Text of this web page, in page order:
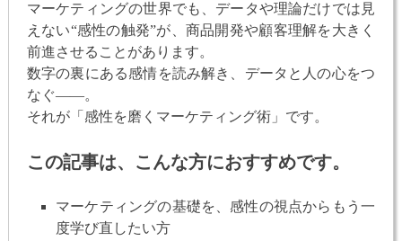
マーケティングの世界でも、データや理論だけでは見
えない“感性の触発”が、商品開発や顧客理解を大きく
前進させることがあります。
数字の裏にある感情を読み解き、データと人の心をつ
なぐ——。
それが「感性を磨くマーケティング術」です。
この記事は、こんな方におすすめです。
マーケティングの基礎を、感性の視点からもう一
度学び直したい方